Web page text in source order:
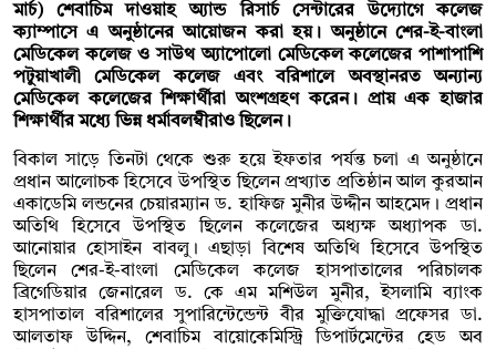
মার্চ) শেবাচিম দাওয়াহ অ্যান্ড রিসার্চ সেন্টারের উদ্যোগে কলেজ
ক্যাম্পাসে এ অনুষ্ঠানের আয়োজন করা হয়। অনুষ্ঠানে শের-ই-বাংলা
মেডিকেল কলেজ ও সাউথ অ্যাপোলো মেডিকেল কলেজের পাশাপাশি
পটুয়াখালী মেডিকেল কলেজ এবং বরিশালে অবস্থানরত অন্যান্য
মেডিকেল কলেজের শিক্ষার্থীরা অংশগ্রহণ করেন। প্রায় এক হাজার
শিক্ষার্থীর মধ্যে ভিন্ন ধর্মাবলম্বীরাও ছিলেন।
বিকাল সাড়ে তিনটা থেকে শুরু হয়ে ইফতার পর্যন্ত চলা এ অনুষ্ঠানে
প্রধান আলোচক হিসেবে উপস্থিত ছিলেন প্রখ্যাত প্রতিষ্ঠান আল কুরআন
একাডেমি লন্ডনের চেয়ারম্যান ড. হাফিজ মুনীর উদ্দীন আহমেদ। প্রধান
অতিথি হিসেবে উপস্থিত ছিলেন কলেজের অধ্যক্ষ অধ্যাপক ডা.
আনোয়ার হোসাইন বাবলু। এছাড়া বিশেষ অতিথি হিসেবে উপস্থিত
ছিলেন শের-ই-বাংলা মেডিকেল কলেজ হাসপাতালের পরিচালক
ব্রিগেডিয়ার জেনারেল ড. কে এম মশিউল মুনীর, ইসলামি ব্যাংক
হাসপাতাল বরিশালের সুপারিন্টেন্ডেন্ট বীর মুক্তিযোদ্ধা প্রফেসর ডা.
আলতাফ উদ্দিন, শেবাচিম বায়োকেমিস্ট্রি ডিপার্টমেন্টের হেড অব